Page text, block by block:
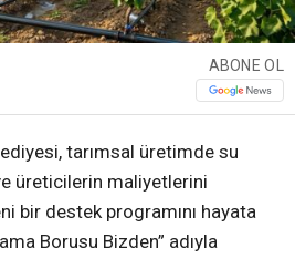
ABONE OL
tarımsal üretimde su
üreticilerin maliyetlerini
bir destek programını hayata
Borusu Bizden” adıyla